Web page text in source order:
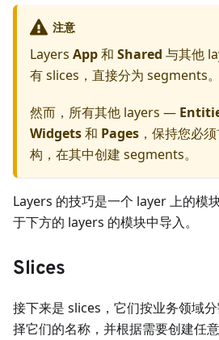
注意
Layers App和 Shared 与其他
有 slices，直接分为 segments。
然而，所有其他 layers —
Widgets和 Pages ，保持您必
构，在其中创建 segments。
Layers 的技巧是一个 layer 上的模
于下方的 layers 的模块中导入。
Slices
接下来是 slices，它们按业务领域
择它们的名称，并根据需要创建任